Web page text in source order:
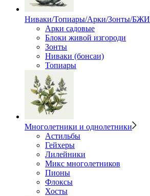
Ниваки/Топиары/Арки/Зонты/БЖИ
Арки садовые
Блоки живой изгороди
Зонты
Ниваки (бонсаи)
Топиары
Многолетники и однолетники
Астильбы
Гейхеры
Лилейники
Микс многолетников
Пионы
Флоксы
Хосты